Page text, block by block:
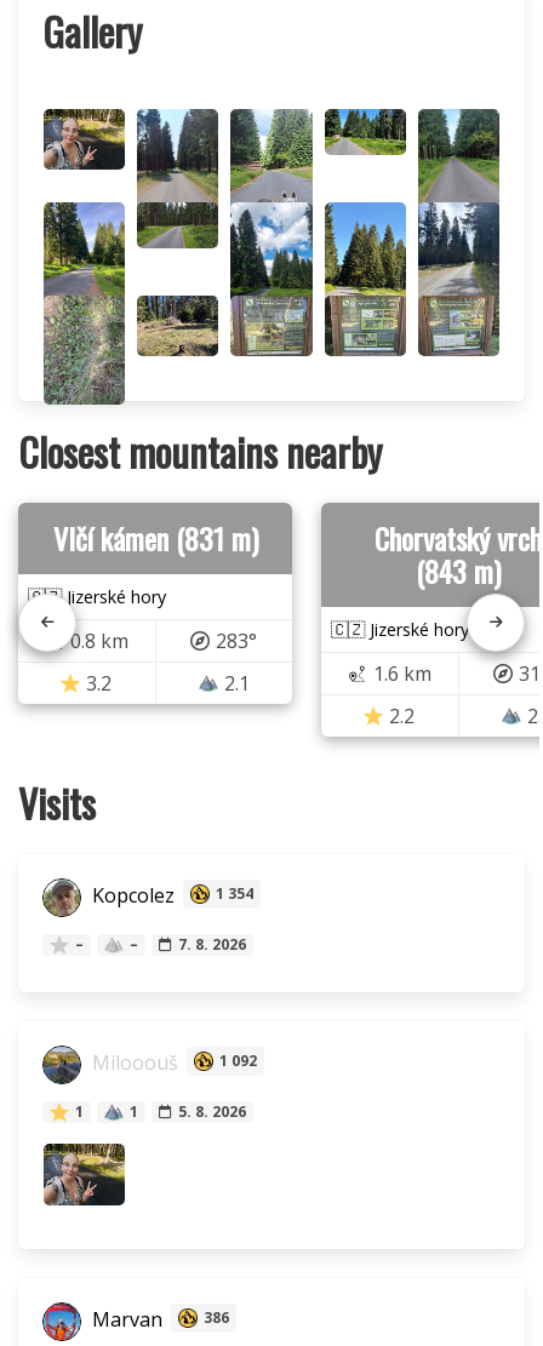
Gallery
Closest mountains nearby
Vlčí kámen (831 m)
🇨🇿 Jizerské hory
0.8 km
283°
3.2
2.1
Chorvatský vrch
(843 m)
🇨🇿 Jizerské hory
1.6 km
2.2
Visits
Kopcolez 1 354
– – 7. 8. 2026
Milooouš 1 092
1 1 5. 8. 2026
Marvan 386